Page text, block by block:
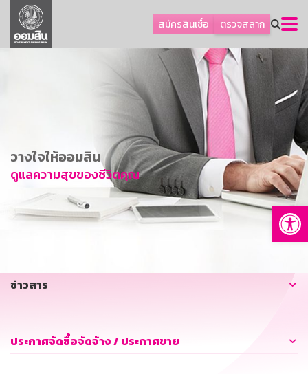
สมัครสินเชื่อ ตรวจสลาก
ลูกค้าธุรกิจ
ลูกค้าผู้ประกอบรายย่อย
การพัฒนาที่ยั่งยืน
ข่าวสาร
บริการทางการเงิน
อื่นๆ
วางใจให้ออมสิน
ดูแลความสุขของชีวิตคุณ
ข่าวสาร
ประกาศจัดซื้อจัดจ้าง / ประกาศขาย